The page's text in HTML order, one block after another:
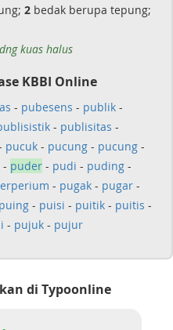
2 bedak berupa tepung;
kuas halus
KBBI Online
- pubesens - publik -
- publisitas -
pucuk - pucung - pucung -
- puder - pudi - puding -
- pugak - pugar -
puing - puisi - puitik - puitis -
- pujuk - pujur
di Typoonline